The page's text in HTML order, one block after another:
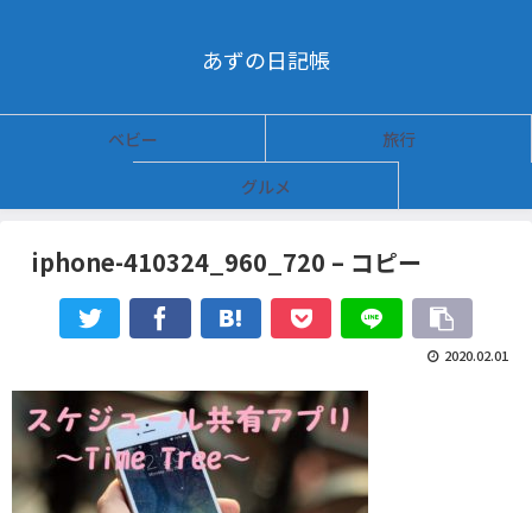
あずの日記帳
ベビー
旅行
グルメ
iphone-410324_960_720 – コピー
2020.02.01